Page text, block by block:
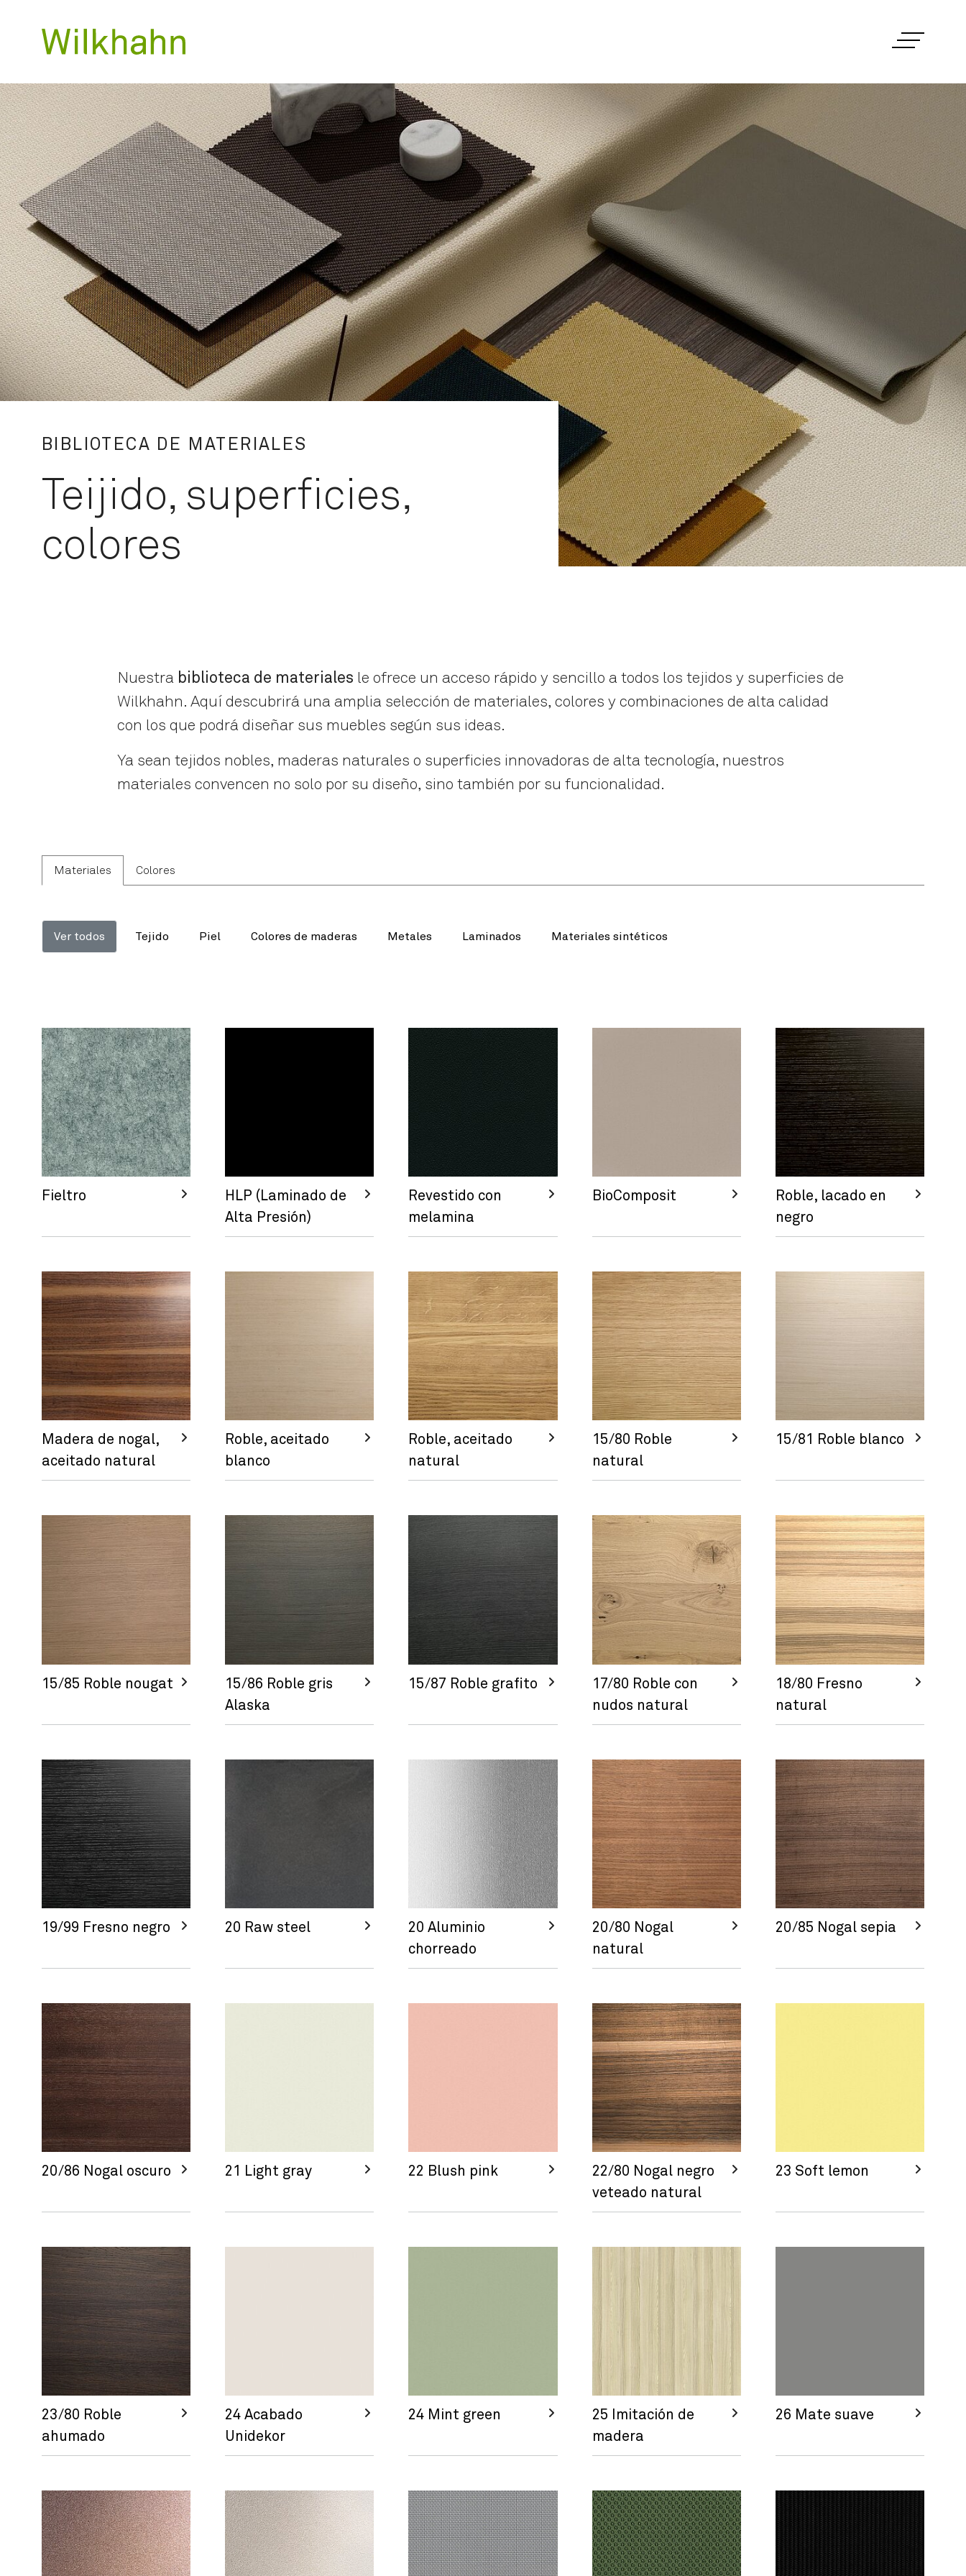
BIBLIOTECA DE MATERIALES
Teijido, superficies,
colores
Nuestra biblioteca de materiales le ofrece un acceso rápido y sencillo a todos los tejidos y superficies de
Wilkhahn. Aquí descubrirá una amplia selección de materiales, colores y combinaciones de alta calidad
con los que podrá diseñar sus muebles según sus ideas.
Ya sean tejidos nobles, maderas naturales o superficies innovadoras de alta tecnología, nuestros
materiales convencen no solo por su diseño, sino también por su funcionalidad.
Materiales Colores
Ver todos Tejido Piel Colores de maderas Metales Laminados Materiales sintéticos
Fieltro
HLP (Laminado de
Alta Presión)
Revestido con
melamina
BioComposit
Roble, lacado en
negro
Madera de nogal,
aceitado natural
Roble, aceitado
blanco
Roble, aceitado
natural
15/80 Roble
natural
15/81 Roble blanco
15/85 Roble nougat
15/86 Roble gris
Alaska
15/87 Roble grafito
17/80 Roble con
nudos natural
18/80 Fresno
natural
19/99 Fresno negro 20 Raw steel
20 Aluminio
chorreado
20/80 Nogal
natural
20/85 Nogal sepia
20/86 Nogal oscuro 21 Light gray 22 Blush pink
22/80 Nogal negro
veteado natural
23 Soft lemon
23/80 Roble
ahumado
24 Acabado
Unidekor
24 Mint green
25 Imitación de
madera
26 Mate suave